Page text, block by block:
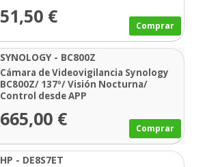
51,50 € Comprar
SYNOLOGY - BC800Z
Cámara de Videovigilancia Synology
BC800Z/ 137º/ Visión Nocturna/
Control desde APP
665,00 € Comprar
HP - DE8S7ET